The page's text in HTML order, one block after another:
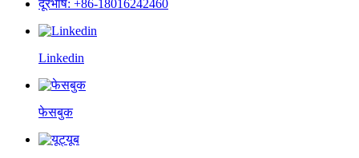
दूरभाष: +86-18016242460
Linkedin
फेसबुक